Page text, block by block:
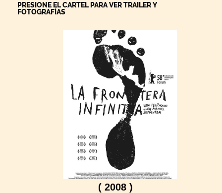
PRESIONE EL CARTEL PARA VER TRAILER Y
FOTOGRAFÍAS
( 2008 )